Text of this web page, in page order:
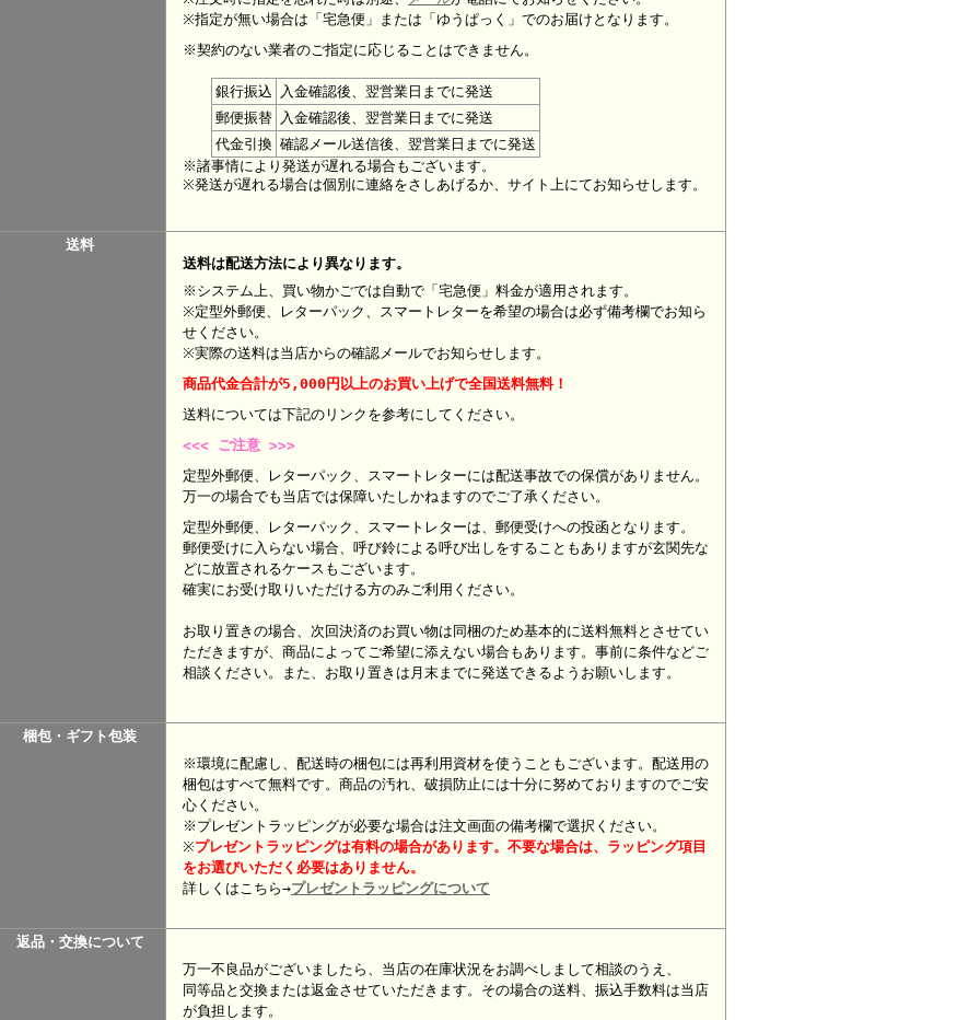
※指定が無い場合は「宅急便」または「ゆうぱっく」でのお届けとなります。
※契約のない業者のご指定に応じることはできません。
銀行振込
入金確認後、翌営業日までに発送
郵便振替
入金確認後、翌営業日までに発送
代金引換 確認メール送信後、翌営業日までに発送
※諸事情により発送が遅れる場合もございます。
※発送が遅れる場合は個別に連絡をさしあげるか、サイト上にてお知らせします。
送料
送料は配送方法により異なります。
※システム上、買い物かごでは自動で「宅急便」料金が適用されます。
※定型外郵便、レターパック、スマートレターを希望の場合は必ず備考欄でお知ら
せください。
※実際の送料は当店からの確認メールでお知らせします。
商品代金合計が5,000円以上のお買い上げで全国送料無料！
送料については下記のリンクを参考にしてください。
<<< ご注意 >>>
定型外郵便、レターパック、スマートレターには配送事故での保償がありません。
万一の場合でも当店では保障いたしかねますのでご了承ください。
定型外郵便、レターパック、スマートレターは、郵便受けへの投函となります。
郵便受けに入らない場合、呼び鈴による呼び出しをすることもありますが玄関先な
どに放置されるケースもございます。
確実にお受け取りいただける方のみご利用ください。
お取り置きの場合、次回決済のお買い物は同梱のため基本的に送料無料とさせてい
ただきますが、商品によってご希望に添えない場合もあります。事前に条件などご
相談ください。また、お取り置きは月末までに発送できるようお願いします。
梱包・ギフト包装
※環境に配慮し、配送時の梱包には再利用資材を使うこともございます。配送用の
梱包はすべて無料です。商品の汚れ、破損防止には十分に努めておりますのでご安
心ください。
※プレゼントラッピングが必要な場合は注文画面の備考欄で選択ください。
※プレゼント ラッピングは有料の場合があります。不要な場合は、ラッピング項目
をお選びいただく必要はありません。
詳しくはこちら→プレゼントラッピングについて
返品・交換について
万一不良品がございましたら、当店の在庫状況をお調べしまして相談のうえ、
同等品と交換または返金させていただきます。その場合の送料、振込手数料は当店
が負担します。